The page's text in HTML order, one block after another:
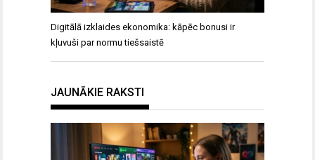
Digitālā izklaides ekonomika: kāpēc bonusi ir
kļuvuši par normu tiešsaistē
JAUNĀKIE RAKSTI